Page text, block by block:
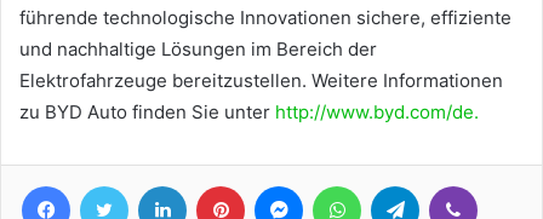
führende technologische Innovationen sichere, effiziente
und nachhaltige Lösungen im Bereich der
Elektrofahrzeuge bereitzustellen. Weitere Informationen
zu BYD Auto finden Sie unter http://www.byd.com/de.
FacebookTwitter LinkedIn Pinterest MessengerWhatsAppTelegram